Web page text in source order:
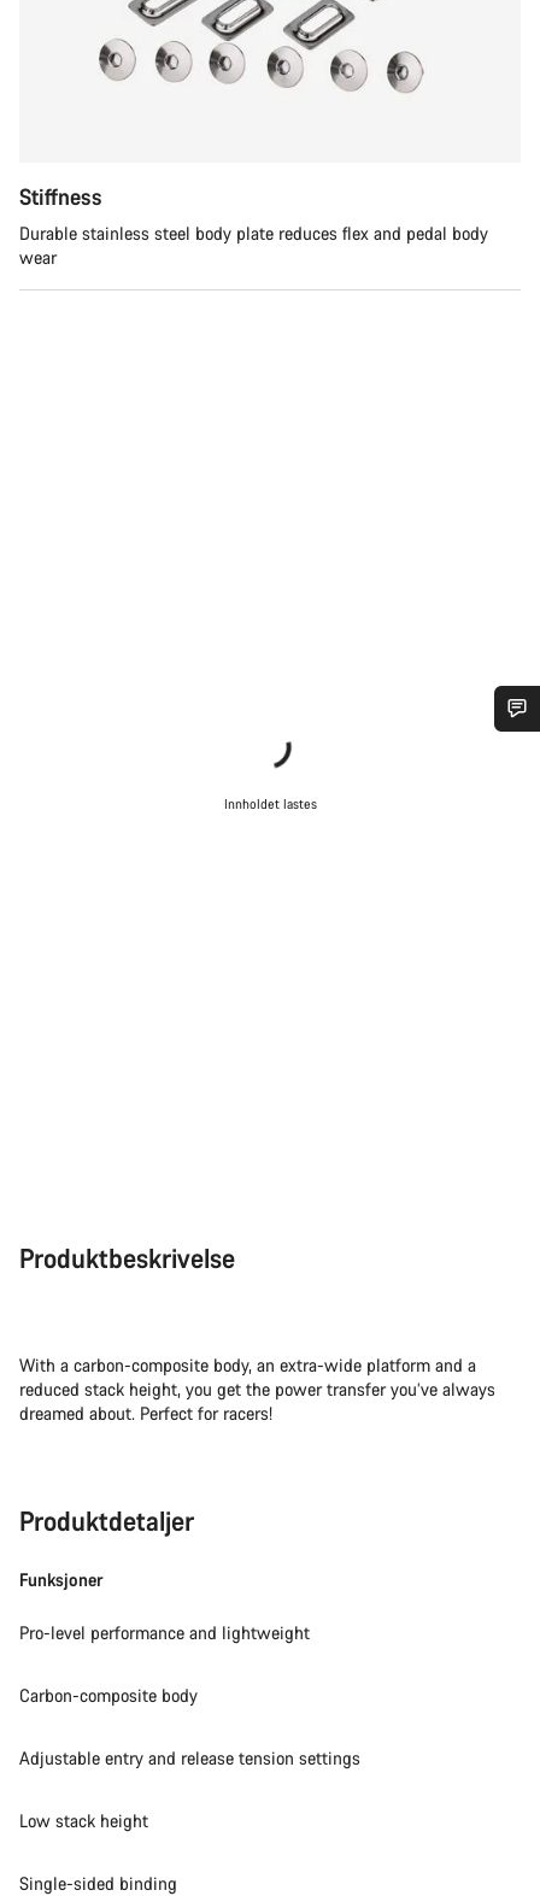
Stiffness
Durable stainless steel body plate reduces flex and pedal body
wear
Innholdet lastes
Produktbeskrivelse
With a carbon-composite body, an extra-wide platform and a
reduced stack height, you get the power transfer you’ve always
dreamed about. Perfect for racers!
Produktdetaljer
Funksjoner
Pro-level performance and lightweight
Carbon-composite body
Adjustable entry and release tension settings
Low stack height
Single-sided binding